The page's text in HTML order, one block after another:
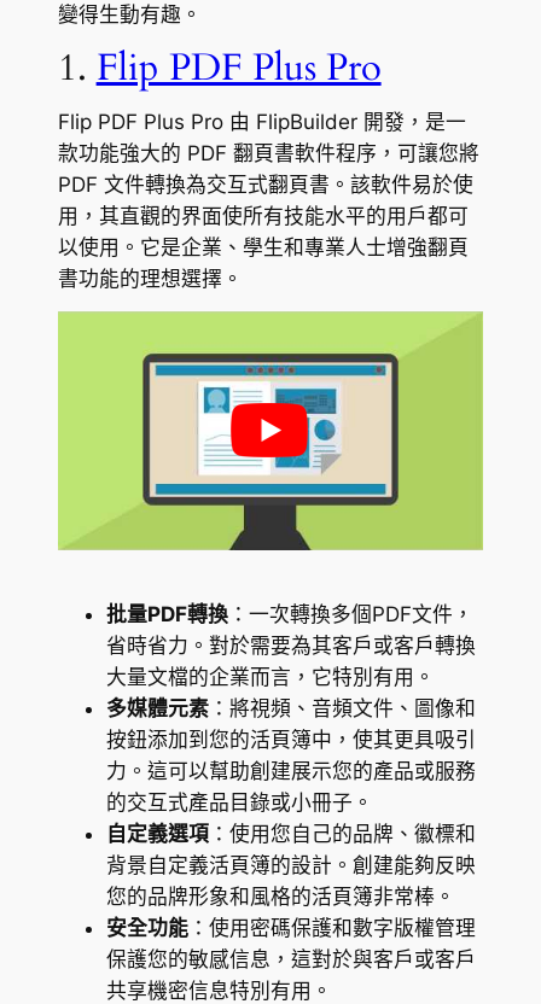
變得生動有趣。
1. Flip PDF Plus Pro
Flip PDF Plus Pro 由 FlipBuilder 開發，是一
款功能強大的 PDF 翻頁書軟件程序，可讓您將
PDF 文件轉換為交互式翻頁書。該軟件易於使
用，其直觀的界面使所有技能水平的用戶都可
以使用。它是企業、學生和專業人士增強翻頁
書功能的理想選擇。
批量PDF轉換：一次轉換多個PDF文件，
省時省力。對於需要為其客戶或客戶轉換
大量文檔的企業而言，它特別有用。
多媒體元素：將視頻、音頻文件、圖像和
按鈕添加到您的活頁簿中，使其更具吸引
力。這可以幫助創建展示您的產品或服務
的交互式產品目錄或小冊子。
自定義選項：使用您自己的品牌、徽標和
背景自定義活頁簿的設計。創建能夠反映
您的品牌形象和風格的活頁簿非常棒。
安全功能：使用密碼保護和數字版權管理
保護您的敏感信息，這對於與客戶或客戶
共享機密信息特別有用。